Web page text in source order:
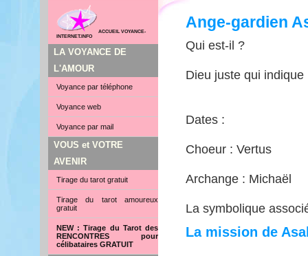
ACCUEIL VOYANCE-
INTERNET.INFO
LA VOYANCE DE
L'AMOUR
Voyance par téléphone
Voyance web
Voyance par mail
VOUS et VOTRE
AVENIR
Tirage du tarot gratuit
Tirage du tarot amoureux
gratuit
NEW : Tirage du Tarot des
RENCONTRES pour
célibataires GRATUIT
Ange-gardien
Qui est-il ?
Dieu juste qui indique
Dates :
Choeur : Vertus
Archange : Michaël
La symbolique
La mission de